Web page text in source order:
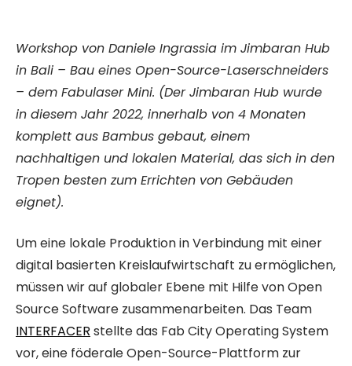
Workshop von Daniele Ingrassia im Jimbaran Hub
in Bali – Bau eines Open-Source-Laserschneiders
– dem Fabulaser Mini. (Der Jimbaran Hub wurde
in diesem Jahr 2022, innerhalb von 4 Monaten
komplett aus Bambus gebaut, einem
nachhaltigen und lokalen Material, das sich in den
Tropen besten zum Errichten von Gebäuden
eignet).
Um eine lokale Produktion in Verbindung mit einer
digital basierten Kreislaufwirtschaft zu ermöglichen,
müssen wir auf globaler Ebene mit Hilfe von Open
Source Software zusammenarbeiten. Das Team
INTERFACER stellte das Fab City Operating System
vor, eine föderale Open-Source-Plattform zur